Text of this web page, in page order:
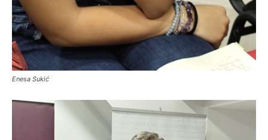
Enesa Sukić